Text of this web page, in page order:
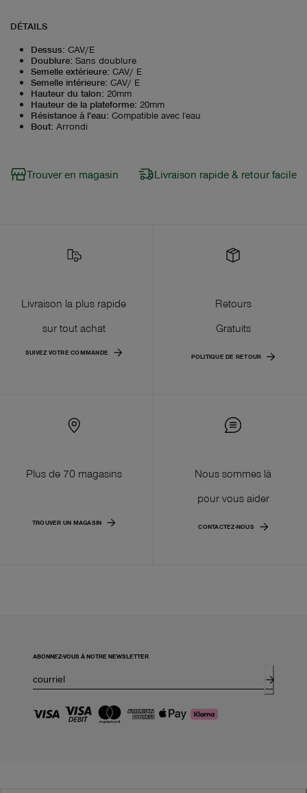
DÉTAILS
Dessus: CAV/E
Doublure: Sans doublure
Semelle extérieure: CAV/ E
Semelle intérieure: CAV/ E
Hauteur du talon: 20mm
Hauteur de la plateforme: 20mm
Résistance à l'eau: Compatible avec l'eau
Bout: Arrondi
Trouver en magasin Livraison rapide & retour facile
Livraison la plus rapide
sur tout achat
SUIVEZ VOTRE COMMANDE
Retours
Gratuits
POLITIQUE DE RETOUR
Plus de 70 magasins
TROUVER UN MAGASIN
Nous sommes là
pour vous aider
CONTACTEZ-NOUS
ABONNEZ-VOUS À NOTRE NEWSLETTER